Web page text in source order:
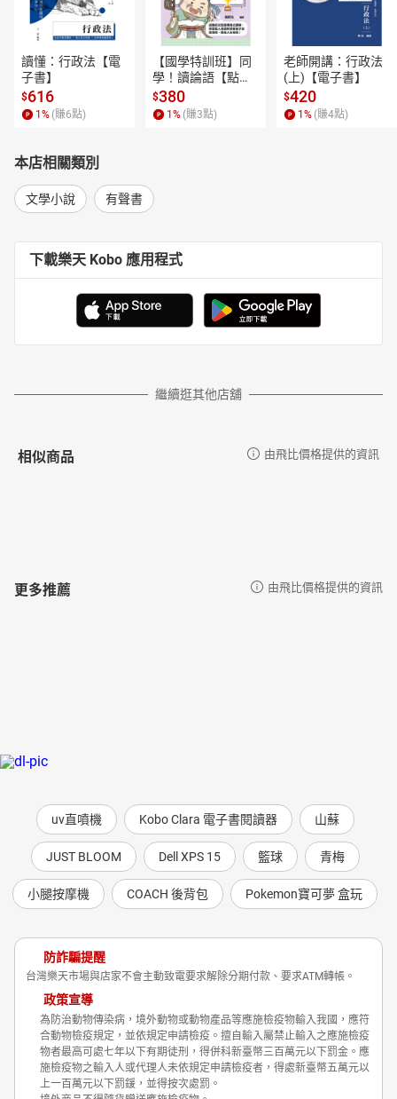
讀懂：行政法【電
子書】
$616
1 % (賺6點)
【國學特訓班】同
學！讀論語【點閱
率最高的孔子篇】
逗趣的文配圖情境
式講解，學習聖人
$380
1 % (賺3點)
老師開講：行政法
(上)【電子書】
$420
1 % (賺4點)
本店相關類別
文學小說 有聲書
下載樂天 Kobo 應用程式
繼續逛其他店舖
相似商品 由飛比價格提供的資訊
更多推薦 由飛比價格提供的資訊
uv直噴機 Kobo Clara 電子書閱讀器 山蘇
JUST BLOOM Dell XPS 15 籃球 青梅
小腿按摩機 COACH 後背包 Pokemon寶可夢 盒玩
防詐騙提醒
台灣樂天市場與店家不會主動致電要求解除分期付款、要求ATM轉帳。
政策宣導
為防治動物傳染病，境外動物或動物產品等應施檢疫物輸入我國，應符
合動物檢疫規定，並依規定申請檢疫。擅自輸入屬禁止輸入之應施檢疫
物者最高可處七年以下有期徒刑，得併科新臺幣三百萬元以下罰金。應
施檢疫物之輸入人或代理人未依規定申請檢疫者，得處新臺幣五萬元以
上一百萬元以下罰鍰，並得按次處罰。